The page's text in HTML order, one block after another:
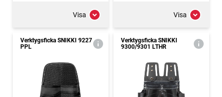
Visa Visa
Verktygsficka SNIKKI 9227
PPL
Verktygsficka SNIKKI
9300/9301 LTHR